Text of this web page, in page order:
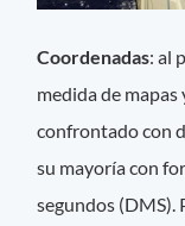
Coordenadas: al
medida de
confrontado con
su mayoría con
segundos